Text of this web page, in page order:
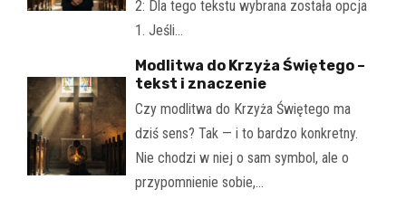
2: Dla tego tekstu wybrana została opcja
1. Jeśli…
Modlitwa do Krzyża Świętego –
tekst i znaczenie
Czy modlitwa do Krzyża Świętego ma
dziś sens? Tak — i to bardzo konkretny.
Nie chodzi w niej o sam symbol, ale o
przypomnienie sobie,…